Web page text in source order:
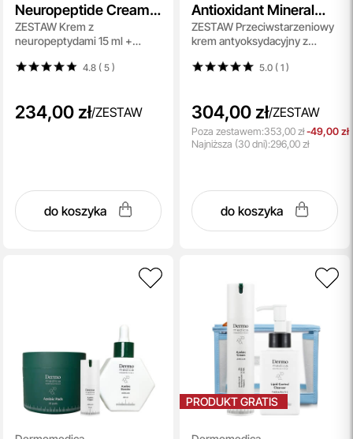
Neuropeptide Cream +
Healing B3-LA Serum
ZESTAW Krem z
neuropeptydami 15 ml +
4.8 ( 5)
234,00 zł/ZESTAW
do koszyka
Antioxidant Mineral
Cream SPF 30 +
Healing B3-LA Serum
ZESTAW Przeciwstarzeniowy
krem antyoksydacyjny z
i na noc 30 ml + Kosmetyczka
5.0 ( 1)
304,00 zł/ZESTAW
Poza zestawem:353,00 zł-49,00 zł
Najniższa (30 dni):296,00 zł
do koszyka
PRODUKT GRATIS